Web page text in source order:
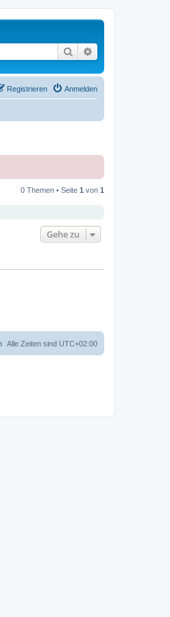
Suche
Anmelden
Registrieren
0 Themen • Seite 1 von 1
Gehe zu
Alle Zeiten sind UTC+02:00